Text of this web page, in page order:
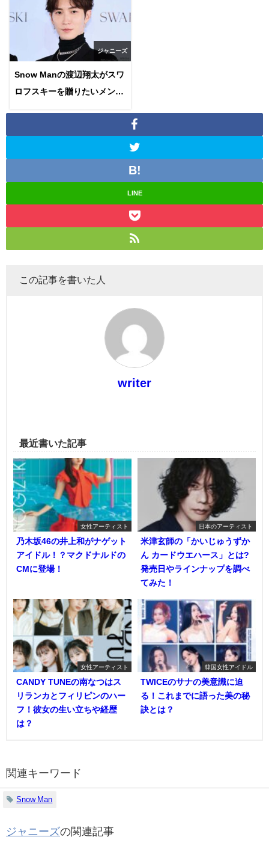
ジャニーズ
Snow Manの渡辺翔太がスワ
ロフスキーを贈りたいメンバ
LINE
この記事を書いた人
writer
最近書いた記事
女性アーティスト
乃木坂46の井上和がナゲット
アイドル！？マクドナルドの
CMに登場！
日本のアーティスト
米津玄師の「かいじゅうずか
ん カードウエハース」とは?
発売日やラインナップを調べ
てみた！
女性アーティスト
CANDY TUNEの南なつはス
リランカとフィリピンのハー
フ！彼女の生い立ちや経歴
は？
韓国女性アイドル
TWICEのサナの美意識に迫
る！これまでに語った美の秘
訣とは？
関連キーワード
Snow Man
ジャニーズの関連記事